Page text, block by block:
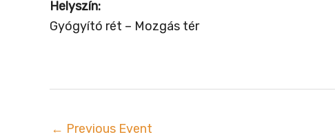
Helyszín:
Gyógyító rét – Mozgás tér
← Previous Event